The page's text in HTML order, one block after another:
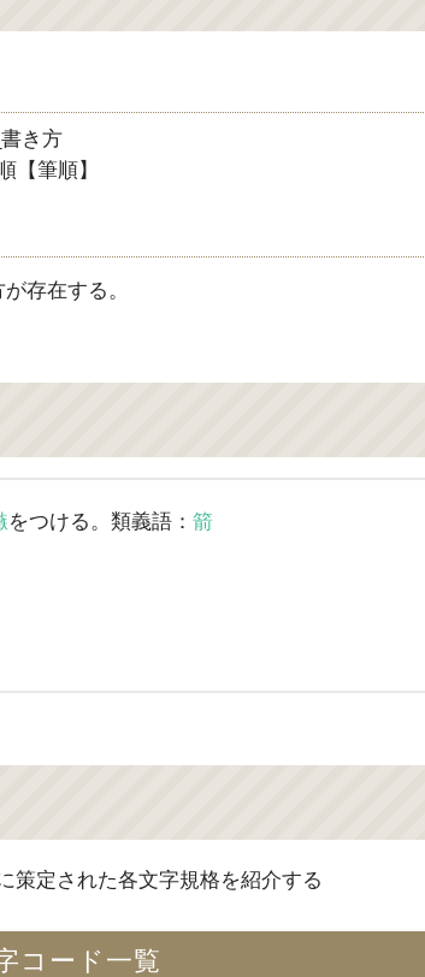
【筆順】
存在する。
をつける。類義語： 箭
策定された各文字規格を紹介する
コード一覧